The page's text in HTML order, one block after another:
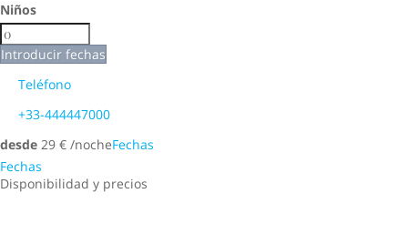
Niños
Introducir fechas
Teléfono
+33-444447000
desde 29 € /nocheFechas
Fechas
Disponibilidad y precios